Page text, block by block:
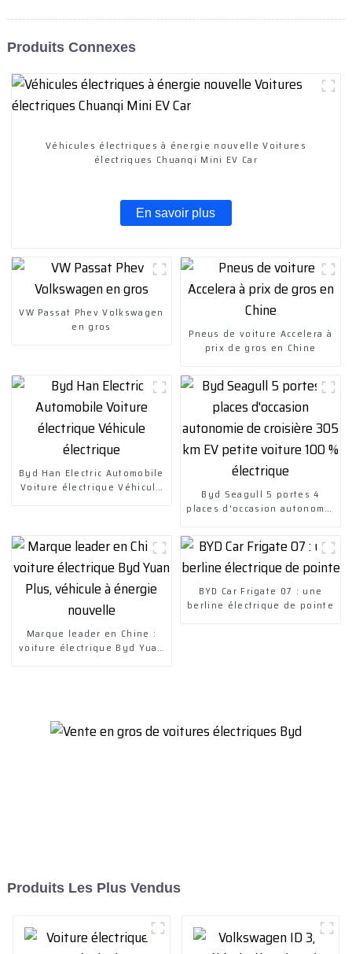
Produits Connexes
Véhicules électriques à énergie nouvelle Voitures
électriques Chuanqi Mini EV Car
En savoir plus
VW Passat Phev Volkswagen
en gros
Pneus de voiture Accelera à
prix de gros en Chine
Byd Han Electric Automobile
Voiture électrique Véhicule
Byd Seagull 5 portes 4
places d'occasion autonomie
électrique
Marque leader en Chine :
voiture électrique Byd Yuan
BYD Car Frigate 07 : une
berline électrique de pointe
Produits Les Plus Vendus